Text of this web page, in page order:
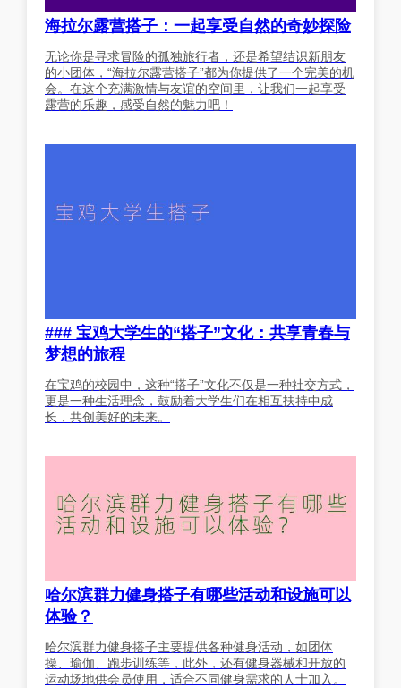
海拉尔露营搭子：一起享受自然的奇妙探险
无论你是寻求冒险的孤独旅行者，还是希望结识新朋友
的小团体，“海拉尔露营搭子”都为你提供了一个完美的机
会。在这个充满激情与友谊的空间里，让我们一起享受
露营的乐趣，感受自然的魅力吧！
### 宝鸡大学生的“搭子”文化：共享青春与
梦想的旅程
在宝鸡的校园中，这种“搭子”文化不仅是一种社交方式，
更是一种生活理念，鼓励着大学生们在相互扶持中成
长，共创美好的未来。
哈尔滨群力健身搭子有哪些活动和设施可以
体验？
哈尔滨群力健身搭子主要提供各种健身活动，如团体
操、瑜伽、跑步训练等，此外，还有健身器械和开放的
运动场地供会员使用，适合不同健身需求的人士加入。